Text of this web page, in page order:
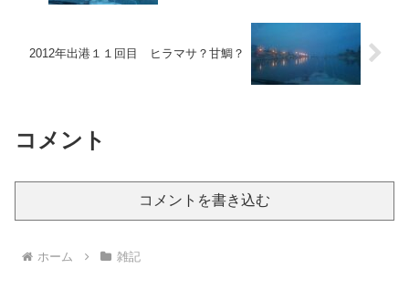
2012年出港１１回目 ヒラマサ？甘鯛？
コメント
コメントを書き込む
ホーム 雑記